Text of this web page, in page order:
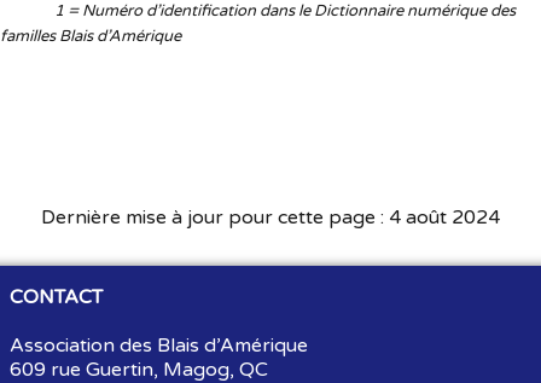
1 = Numéro d’identification dans le Dictionnaire numérique des
familles Blais d’Amérique
Dernière mise à jour pour cette page : 4 août 2024
CONTACT
Association des Blais d’Amérique
609 rue Guertin, Magog, QC